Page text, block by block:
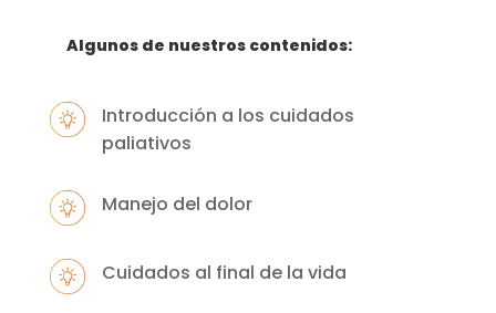
Algunos de nuestros contenidos:
Introducción a los cuidados
paliativos
Manejo del dolor
Cuidados al final de la vida